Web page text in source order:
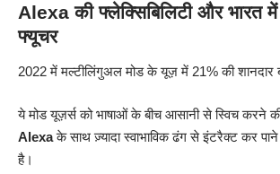
Alexa की फ्लेक्सिबिलिटी और भारत में
फ्यूचर
2022 में मल्टीलिंगुअल मोड के यूज़ में 21% की शानदार
ये मोड यूज़र्स को भाषाओं के बीच आसानी से स्विच करने
Alexaके साथ ज़्यादा स्वाभाविक ढंग से इंटरैक्ट कर पाने
है।